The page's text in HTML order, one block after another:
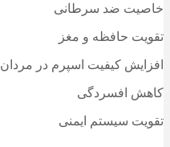
خاصیت ضد سرطانی
تقویت حافظه و مغز
افزایش کیفیت اسپرم در مردان
کاهش افسردگی
تقویت سیستم ایمنی